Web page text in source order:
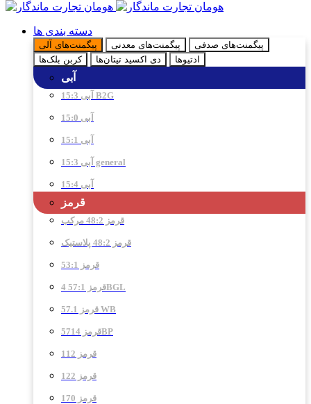
دسته بندی ها
پیگمنت‌های آلی پیگمنت‌های معدنی
پیگمنت‌های صدفی
کربن بلک‌ها
دی اکسید تیتان‌ها ادتیو‌ها
آبی
آبی 15:3 B2G
آبی 15:0
آبی 15:1
آبی 15:3 general
آبی 15:4
قرمز
قرمز 48:2 مرکب
قرمز 48:2 پلاستیک
قرمز 53:1
قرمز 57:1 4BGL
قرمز 57.1 WB
قرمز 5714BP
قرمز 112
قرمز 122
قرمز 170